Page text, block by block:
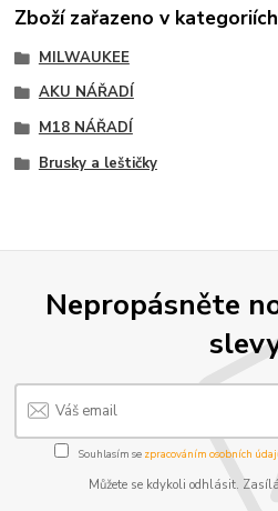
Zboží zařazeno v kategoriích
MILWAUKEE
AKU NÁŘADÍ
M18 NÁŘADÍ
Brusky a leštičky
Nepropásněte
Souhlasím se zpracováním osobních
Můžete se kdykoli odhlásit.